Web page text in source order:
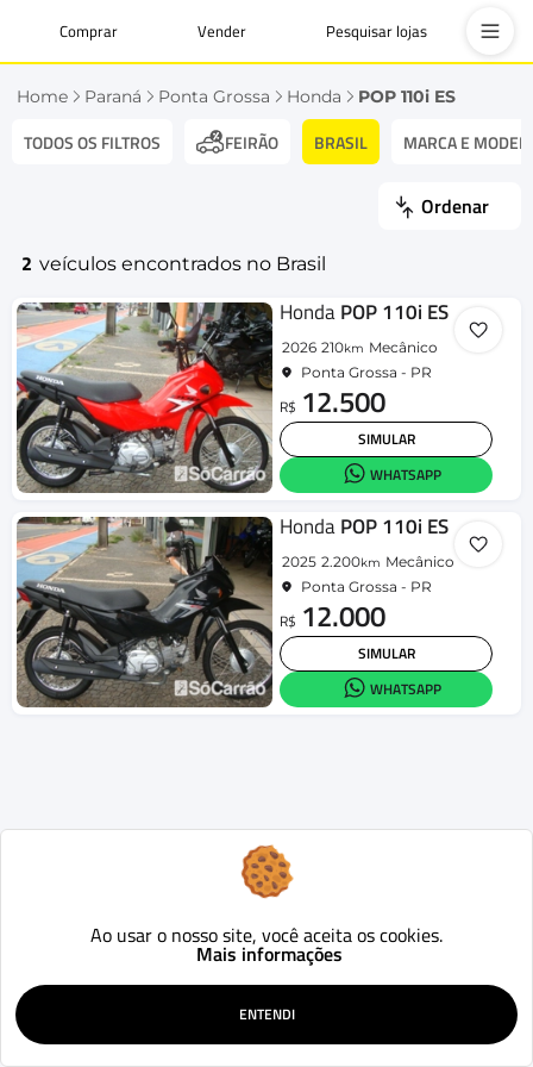
Comprar Vender Pesquisar lojas
Home Paraná Ponta Grossa Honda POP 110i ES
TODOS OS FILTROS FEIRÃO BRASIL MARCA E
Ordenar
2 veículos encontrados no Brasil
HondaPOP 110i ES
2026 210km Mecânico
Ponta Grossa - PR
R$ 12.500
SIMULAR
WHATSAPP
HondaPOP 110i ES
2025 2.200km Mecânico
Ponta Grossa - PR
R$ 12.000
SIMULAR
WHATSAPP
Ao usar o nosso site, você aceita os cookies.
Mais informações
ENTENDI